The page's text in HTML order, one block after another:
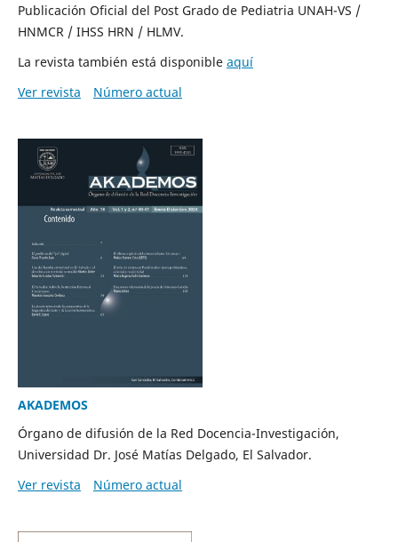
Publicación Oficial del Post Grado de Pediatria UNAH-VS /
HNMCR / IHSS HRN / HLMV.
La revista también está disponible aquí
Ver revista
Número actual
AKADEMOS
Órgano de difusión de la Red Docencia-Investigación,
Universidad Dr. José Matías Delgado, El Salvador.
Ver revista
Número actual